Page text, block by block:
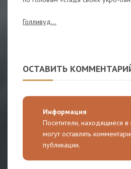
Голливуд…
ОСТАВИТЬ
Информация
Посетители, находящиеся в
могут оставлять
публикации.